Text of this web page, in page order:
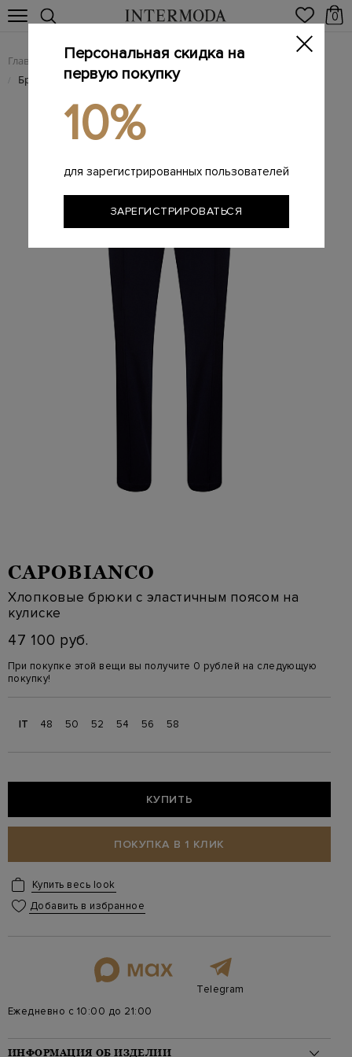
0
Главная Мужчинам / Одежда / Мужские брюки
/ Брендовые мужские брюки
CAPOBIANCO
Хлопковые брюки с эластичным поясом на
кулиске
47 100 руб.
При покупке этой вещи вы получите 0 рублей на следующую
покупку!
IT 48 50 52 54 56 58
КУПИТЬ
ПОКУПКА В 1 КЛИК
Купить весь look
Добавить в избранное
Telegram
Ежедневно с 10:00 до 21:00
ИНФОРМАЦИЯ ОБ ИЗДЕЛИИ
Персональная скидка на
первую покупку
10%
для зарегистрированных пользователей
ЗАРЕГИСТРИРОВАТЬСЯ